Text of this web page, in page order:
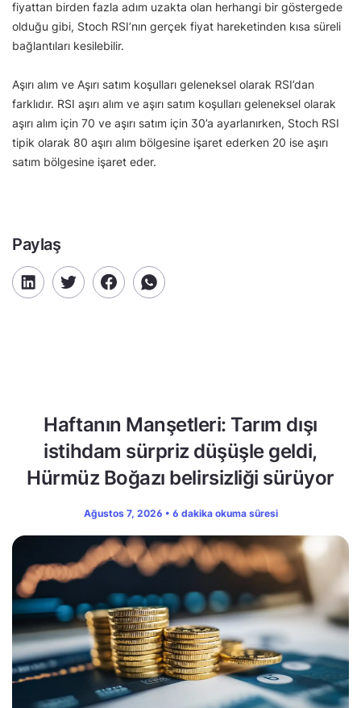
fiyattan birden fazla adım uzakta olan herhangi bir göstergede
olduğu gibi, Stoch RSI’nın gerçek fiyat hareketinden kısa süreli
bağlantıları kesilebilir.
Aşırı alım ve Aşırı satım koşulları geleneksel olarak RSI’dan
farklıdır. RSI aşırı alım ve aşırı satım koşulları geleneksel olarak
aşırı alım için 70 ve aşırı satım için 30’a ayarlanırken, Stoch RSI
tipik olarak 80 aşırı alım bölgesine işaret ederken 20 ise aşırı
satım bölgesine işaret eder.
Paylaş
Haftanın Manşetleri: Tarım dışı
istihdam sürpriz düşüşle geldi,
Hürmüz Boğazı belirsizliği sürüyor
Ağustos 7, 2026 • 6 dakika okuma süresi